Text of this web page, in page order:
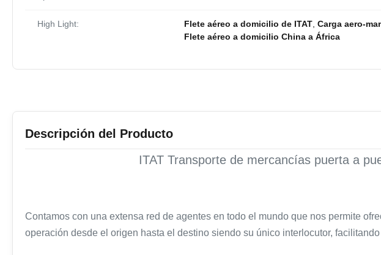
High Light: Flete aéreo a domicilio de ITAT Carga aero-
Flete aéreo a domicilio China a África
Descripción del Producto
ITAT Transporte de mercancías puerta a
Contamos con una extensa red de agentes en todo el mundo que nos permite
operación desde el origen hasta el destino siendo su único interlocutor,